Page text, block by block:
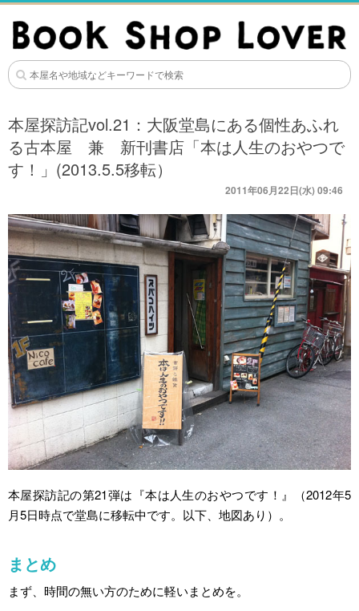
本屋探訪記vol.21：大阪堂島にある個性あふれ
る古本屋 兼 新刊書店「本は人生のおやつで
す！」(2013.5.5移転）
2011年06月22日(水) 09:46
本屋探訪記の第21弾は『本は人生のおやつです！』（2012年5
月5日時点で堂島に移転中です。以下、地図あり）。
まとめ
まず、時間の無い方のために軽いまとめを。